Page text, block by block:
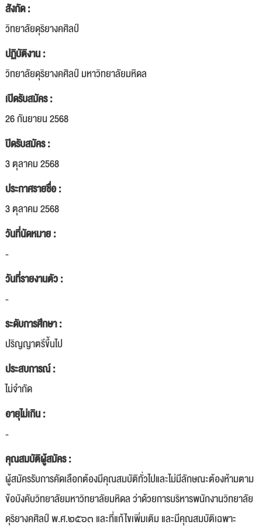
สังกัด :
วิทยาลัยดุริยางคศิลป์
ปฏิบัติงาน :
วิทยาลัยดุริยางคศิลป์ มหาวิทยาลัยมหิดล
เปิดรับสมัคร :
26 กันยายน 2568
ปิดรับสมัคร :
3 ตุลาคม 2568
ประกาศรายชื่อ :
3 ตุลาคม 2568
วันที่นัดหมาย :
-
วันที่รายงานตัว :
-
ระดับการศึกษา :
ปริญญาตรีขึ้นไป
ประสบการณ์ :
ไม่จำกัด
อายุไม่เกิน :
-
คุณสมบัติผู้สมัคร :
ผู้สมัครรับการคัดเลือกต้องมีคุณสมบัติทั่วไปและไม่มีลักษณะต้องห้ามตาม
ข้อบังคับวิทยาลัยมหาวิทยาลัยมหิดล ว่าด้วยการบริหารพนักงานวิทยาลัย
ดุริยางคศิลป์ พ.ศ.๒๕๖๓ และที่แก้ไขเพิ่มเติม และมีคุณสมบัติเฉพาะ